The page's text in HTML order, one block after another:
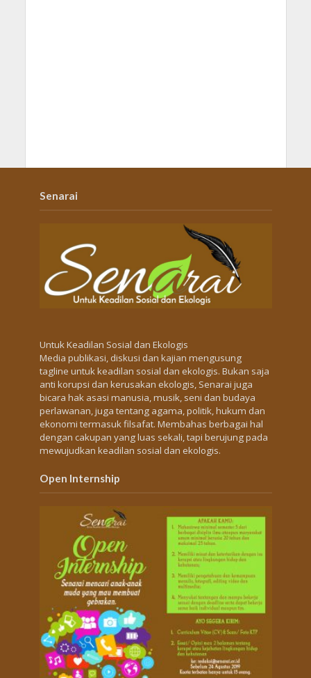
Senarai
Untuk Keadilan Sosial dan Ekologis
Media publikasi, diskusi dan kajian mengusung
tagline untuk keadilan sosial dan ekologis. Bukan saja
anti korupsi dan kerusakan ekologis, Senarai juga
bicara hak asasi manusia, musik, seni dan budaya
perlawanan, juga tentang agama, politik, hukum dan
ekonomi termasuk filsafat. Membahas berbagai hal
dengan cakupan yang luas sekali, tapi berujung pada
mewujudkan keadilan sosial dan ekologis.
Open Internship